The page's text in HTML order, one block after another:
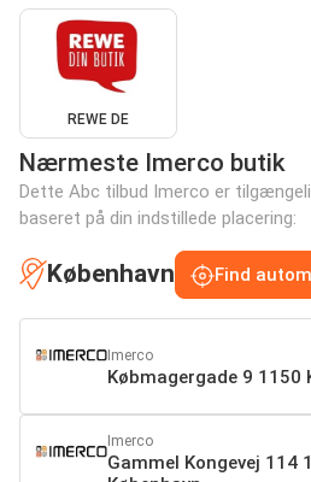
REWE DE
Nærmeste Imerco butik
Dette Abc tilbud Imerco er
baseret på din indstillede placering:
København Find
Imerco
Købmagergade 9 1150
Imerco
Gammel Kongevej 114